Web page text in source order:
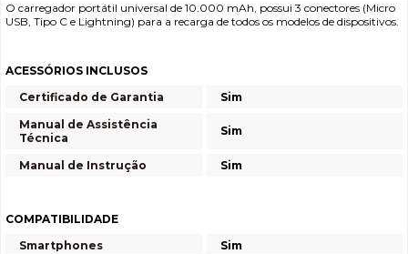
O carregador portátil universal de 10.000 mAh, possui 3 conectores (Micro
USB, Tipo C e Lightning) para a recarga de todos os modelos de dispositivos.
ACESSÓRIOS INCLUSOS
Certificado de Garantia
Sim
Manual de Assistência
Técnica
Sim
Manual de Instrução Sim
COMPATIBILIDADE
Smartphones
Sim